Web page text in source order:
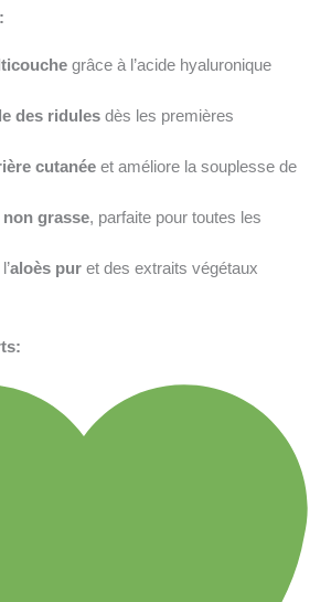
grâce à l’acide hyaluronique
des ridules dès les premières
cutanée et améliore la souplesse de
non grasse, parfaite pour toutes les
aloès pur et des extraits végétaux